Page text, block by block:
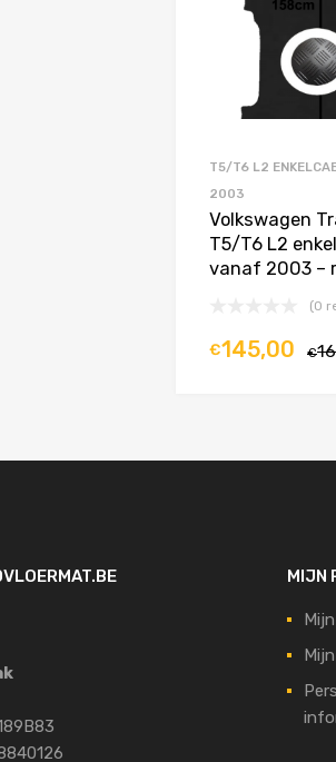
T5/T6 L2
2003
Volkswagen
T5/T6 L2
vanaf 2003 –
(0
€
€145,00
MIJN